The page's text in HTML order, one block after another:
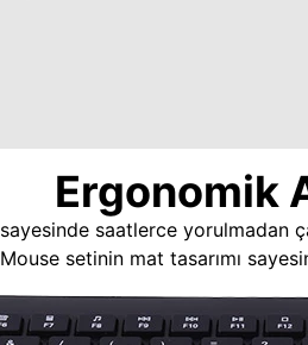
Ergonomik
saatlerce yorulmadan
setinin mat tasarımı